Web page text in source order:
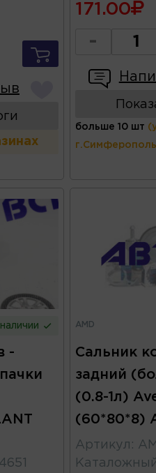
171.00
-
больше 10 шт
-
AMD
Сальник
задний
(0.8-1л)
(60*80*8)
Артикул :